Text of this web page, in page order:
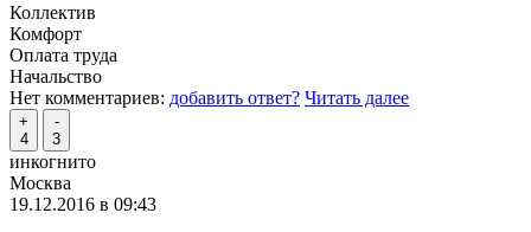
Коллектив
Комфорт
Оплата труда
Начальство
Нет комментариев: добавить ответ? Читать далее
+
4
-
3
инкогнито
Москва
19.12.2016 в 09:43